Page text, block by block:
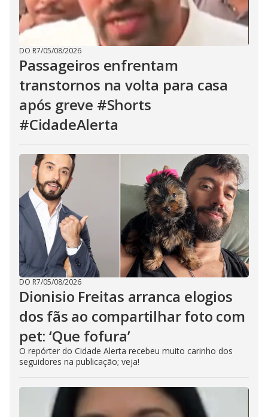
DO R7/05/08/2026
Passageiros enfrentam
transtornos na volta para casa
após greve #Shorts
#CidadeAlerta
DO R7/05/08/2026
Dionisio Freitas arranca elogios
dos fãs ao compartilhar foto com
pet: ‘Que fofura’
O repórter do Cidade Alerta recebeu muito carinho dos
seguidores na publicação; veja!